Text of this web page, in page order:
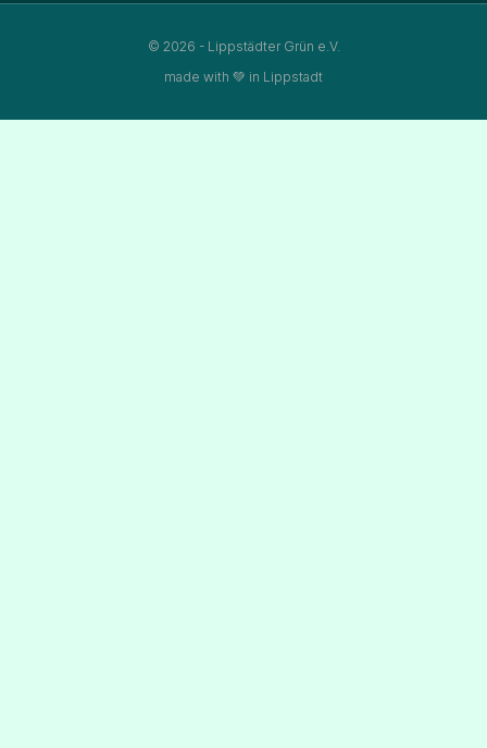
© 2026 - Lippstädter Grün e.V.
made with 💚 in Lippstadt